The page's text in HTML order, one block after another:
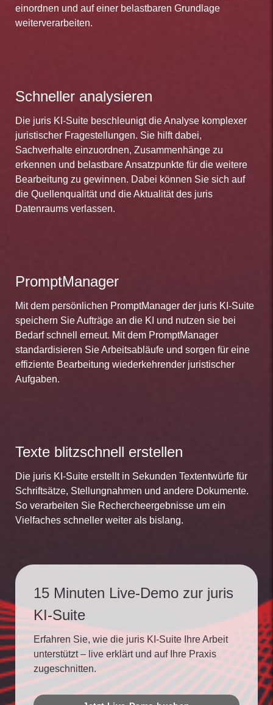
einordnen und auf einer belastbaren Grundlage
weiterverarbeiten.
Schneller analysieren
Die juris KI-Suite beschleunigt die Analyse komplexer
juristischer Fragestellungen. Sie hilft dabei,
Sachverhalte einzuordnen, Zusammenhänge zu
erkennen und belastbare Ansatzpunkte für die weitere
Bearbeitung zu gewinnen. Dabei können Sie sich auf
die Quellenqualität und die Aktualität des juris
Datenraums verlassen.
PromptManager
Mit dem persönlichen PromptManager der juris KI-Suite
speichern Sie Aufträge an die KI und nutzen sie bei
Bedarf schnell erneut. Mit dem PromptManager
standardisieren Sie Arbeitsabläufe und sorgen für eine
effiziente Bearbeitung wiederkehrender juristischer
Aufgaben.
Texte blitzschnell erstellen
Die juris KI-Suite erstellt in Sekunden Textentwürfe für
Schriftsätze, Stellungnahmen und andere Dokumente.
So verarbeiten Sie Rechercheergebnisse um ein
Vielfaches schneller weiter als bislang.
15 Minuten Live-Demo zur juris
KI-Suite
Erfahren Sie, wie die juris KI-Suite Ihre Arbeit
unterstützt – live erklärt und auf Ihre Praxis
zugeschnitten.